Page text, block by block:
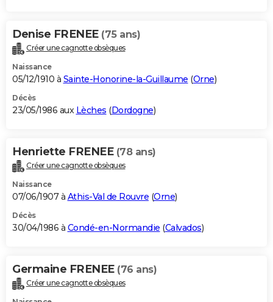
Denise FRENEE (75 ans)
Créer une cagnotte obsèques
Naissance
05/12/1910 à Sainte-Honorine-la-Guillaume (Orne)
Décès
23/05/1986 aux Lèches (Dordogne)
Henriette FRENEE (78 ans)
Créer une cagnotte obsèques
Naissance
07/06/1907 à Athis-Val de Rouvre (Orne)
Décès
30/04/1986 à Condé-en-Normandie (Calvados)
Germaine FRENEE (76 ans)
Créer une cagnotte obsèques